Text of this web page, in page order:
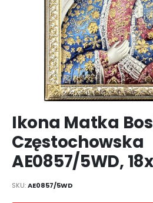
na
początek
galerii
Ikona Matka
Częstochowska
AE0857/5WD,
SKU AE0857/5WD